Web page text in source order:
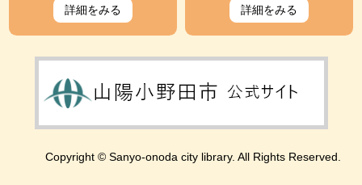
詳細をみる 詳細をみる
Copyright © Sanyo-onoda city library. All Rights Reserved.